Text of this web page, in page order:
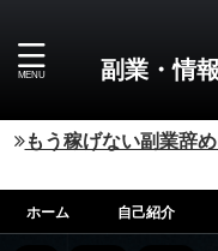
副業・情
もう稼げない副業辞
ホーム 自己紹介